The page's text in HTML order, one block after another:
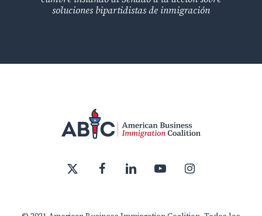
soluciones bipartidistas de inmigración
twitter
facebook